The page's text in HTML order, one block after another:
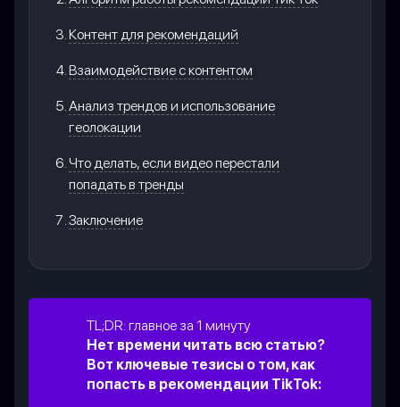
Контент для рекомендаций
Взаимодействие с контентом
Анализ трендов и использование
геолокации
Что делать, если видео перестали
попадать в тренды
Заключение
TL;DR: главное за 1 минуту
Нет времени читать всю статью?
Вот ключевые тезисы о том, как
попасть в рекомендации TikTok: